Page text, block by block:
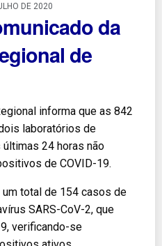
DE 2020
da
de
informa que as 842
laboratórios de
24 horas não
de COVID-19.
total de 154 casos de
SARS-CoV-2, que
verificando-se